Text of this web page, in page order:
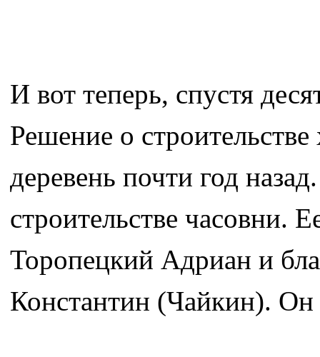
И вот теперь, спустя
Решение о
деревень почти год
строительстве часовни.
Торопецкий Адриан и
Константин (Чайкин). Он